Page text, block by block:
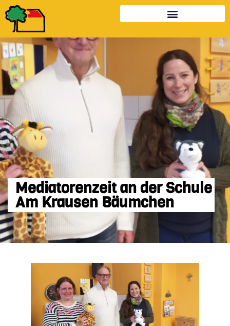
Mediatorenzeit an der Schule
Am Krausen Bäumchen